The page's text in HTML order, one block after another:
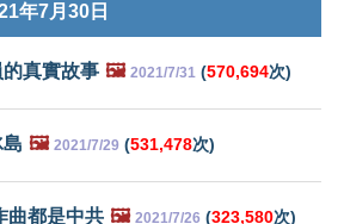
年7月30日
真實故事 🖼️ 2021/7/31 (570,694次)
🖼️ 2021/7/29 (531,478次)
曲都是中共 🖼️ 2021/7/26 (323,580次)